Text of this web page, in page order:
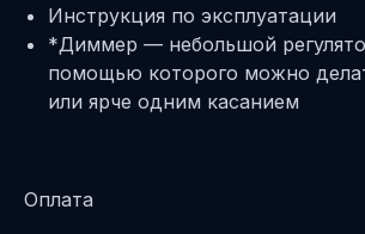
Инструкция по эксплуатации
*Диммер — небольшой
помощью которого можно
или ярче одним касанием
Оплата